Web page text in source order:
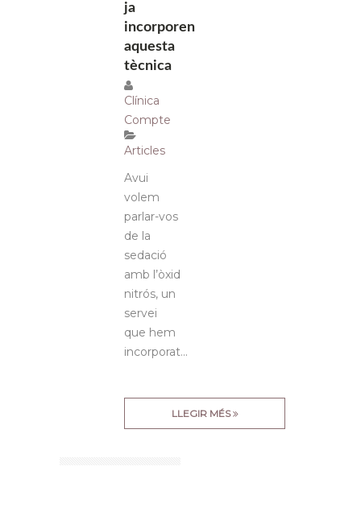
ja
incorporen
aquesta
tècnica
Clínica
Compte
Articles
Avui
volem
parlar-vos
de la
sedació
amb l’òxid
nitrós, un
servei
que hem
incorporat...
LLEGIR MÉS